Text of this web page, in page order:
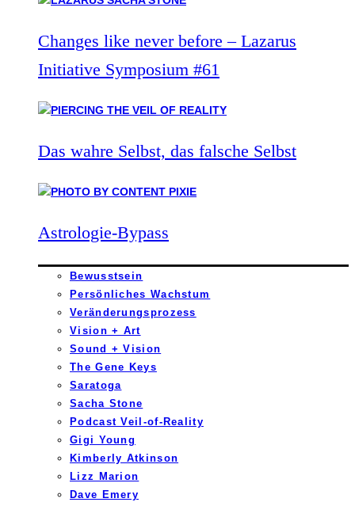
Changes like never before – Lazarus
Initiative Symposium #61
Das wahre Selbst, das falsche Selbst
Astrologie-Bypass
Bewusstsein
Persönliches Wachstum
Veränderungsprozess
Vision + Art
Sound + Vision
The Gene Keys
Saratoga
Sacha Stone
Podcast Veil-of-Reality
Gigi Young
Kimberly Atkinson
Lizz Marion
Dave Emery